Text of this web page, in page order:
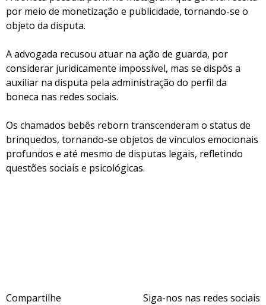
por meio de monetização e publicidade, tornando-se o
objeto da disputa.
A advogada recusou atuar na ação de guarda, por
considerar juridicamente impossível, mas se dispôs a
auxiliar na disputa pela administração do perfil da
boneca nas redes sociais.
Os chamados bebês reborn transcenderam o status de
brinquedos, tornando-se objetos de vínculos emocionais
profundos e até mesmo de disputas legais, refletindo
questões sociais e psicológicas.
Compartilhe Siga-nos nas redes sociais